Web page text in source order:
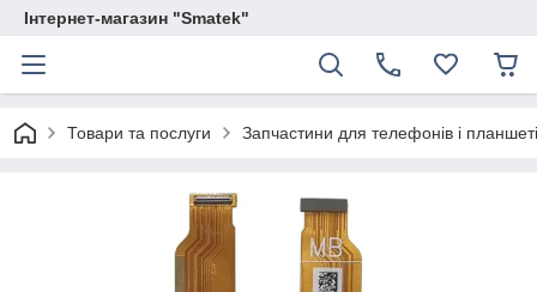
Інтернет-магазин "Smatek"
Товари та послуги Запчастини для телефонів і